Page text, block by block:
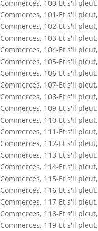
Commerces, 100-Et s'il pleut,
Commerces, 101-Et s'il pleut,
Commerces, 102-Et s'il pleut,
Commerces, 103-Et s'il pleut,
Commerces, 104-Et s'il pleut,
Commerces, 105-Et s'il pleut,
Commerces, 106-Et s'il pleut,
Commerces, 107-Et s'il pleut,
Commerces, 108-Et s'il pleut,
Commerces, 109-Et s'il pleut,
Commerces, 110-Et s'il pleut,
Commerces, 111-Et s'il pleut,
Commerces, 112-Et s'il pleut,
Commerces, 113-Et s'il pleut,
Commerces, 114-Et s'il pleut,
Commerces, 115-Et s'il pleut,
Commerces, 116-Et s'il pleut,
Commerces, 117-Et s'il pleut,
Commerces, 118-Et s'il pleut,
Commerces, 119-Et s'il pleut,